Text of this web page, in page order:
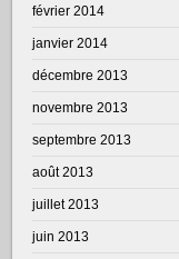
février 2014
janvier 2014
décembre 2013
novembre 2013
septembre 2013
août 2013
juillet 2013
juin 2013